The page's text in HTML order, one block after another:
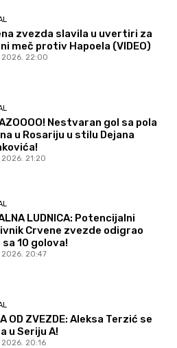
zvezda slavila u uvertiri za
meč protiv Hapoela (VIDEO)
2026. 22:00
Nestvaran gol sa pola
u Rosariju u stilu Dejana
2026. 21:20
LUDNICA: Potencijalni
Crvene zvezde odigrao
10 golova!
2026. 20:47
OD ZVEZDE: Aleksa Terzić se
u Seriju A!
2026. 20:16